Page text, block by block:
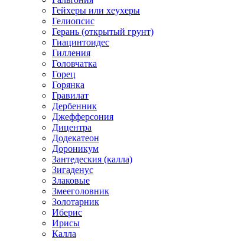
Гейхеры или хеухеры
Гелиопсис
Герань (открытый грунт)
Гиацинтоидес
Гилления
Головчатка
Горец
Горянка
Гравилат
Дербенник
Джефферсония
Дицентра
Додекатеон
Дороникум
Зантедеския (калла)
Зигаденус
Злаковые
Змееголовник
Золотарник
Иберис
Ирисы
Калла